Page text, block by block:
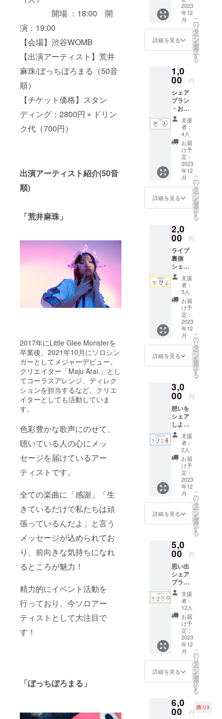
開場 ：18:00 開
演：19:00
【会場】渋谷WOMB
【出演アーティスト】荒井
麻珠/ぼっちぼろまる（50音
順）
【チケット価格】スタン
ディング：2800円＋ドリン
ク代（700円）
出演アーティスト紹介(50音
順)
「荒井麻珠」
2017年にLittle Glee Monsterを
卒業後、2021年10月にソロシン
ガーとしてメジャーデビュー。
クリエイター「Maju Arai.」とし
てコーラスアレンジ、ディレク
ションを担当するなど、クリエ
イターとしても活動していま
す。
色彩豊かな歌声にのせて、
聴いている人の心にメッ
セージを届けているアー
ティストです。
全ての楽曲に「感謝」「生
きているだけで私たちは頑
張っているんだよ」と言う
メッセージが込められてお
り、前向きな気持ちになれ
るところが魅力！
精力的にイベント活動を
行っており、今ソロアー
ティストとして大注目で
す！
「ぼっちぼろまる」
み） ※
希望の
方は備
考欄に
記載希
望の
ニック
＋メッ
セージ
（60字
以内）
をご記
載くだ
さい。
2023
年12
月
詳細を見る
こ
の
リ
タ
ー
ン
を
選
択
す
る
1,0
00 円
シェア
プラン
・お礼
状 ・活
動報告
vlog
支援
者：
4人
お届
け予
定：
2023
年12
月
詳細を見る
こ
の
リ
タ
ー
ン
を
選
択
す
る
2,0
00 円
ライブ
裏側
シェア
プラン
・お礼
状 ・活
動報告
vlog ・
活動報
告書
支援
者：
5人
お届
け予
定：
2023
年12
月
詳細を見る
こ
の
リ
タ
ー
ン
を
選
択
す
る
3,0
00 円
想いを
シェア
しよう
プラン
・お礼
状 ・活
動報告
vlog ・
活動報
告書 ・
想いを
シェア
（希望
者の
み） ※
希望の
考欄に
記載希
望の
ニック
ネーム
＋メッ
セージ
（60字
以内）
をご記
載くだ
さい。
支援
者：
2人
お届
け予
定：
2023
年12
月
詳細を見る
こ
の
リ
タ
ー
ン
を
選
択
す
る
5,0
00 円
思い出
シェア
プラン
・お礼
状 ・活
動報告
vlog ・
活動報
告書 ・
ステッ
カー
支援
者：
12人
お届
け予
定：
2023
年12
月
詳細を見る
こ
の
リ
タ
ー
ン
を
選
択
す
る
6,0
00 円
残り3